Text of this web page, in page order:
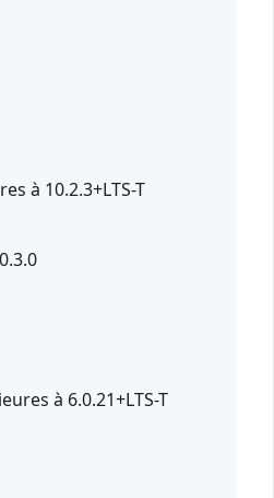
à 10.2.3+LTS-T
à 6.0.21+LTS-T